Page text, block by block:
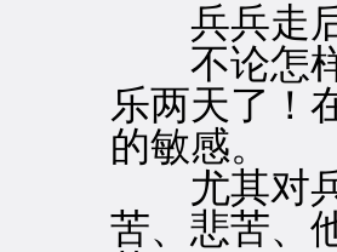
兵兵走后
不论怎样
乐两天了！
的敏感。
尤其对兵
苦、悲苦、